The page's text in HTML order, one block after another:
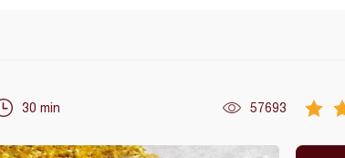
30 min 57693